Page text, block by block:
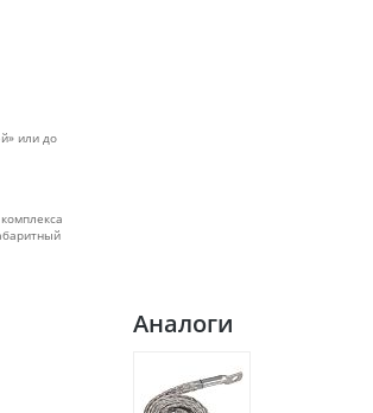
или до
Аналоги